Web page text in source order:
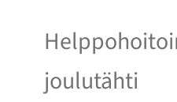
joulutähti